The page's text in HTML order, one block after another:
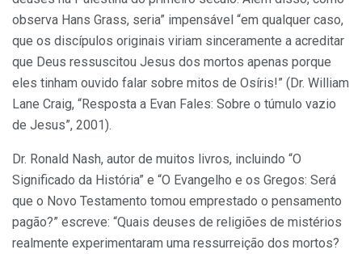
observa Hans Grass, seria” impensável “em qualquer caso,
que os discípulos originais viriam sinceramente a acreditar
que Deus ressuscitou Jesus dos mortos apenas porque
eles tinham ouvido falar sobre mitos de Osíris!” (Dr. William
Lane Craig, “Resposta a Evan Fales: Sobre o túmulo vazio
de Jesus”, 2001).
Dr. Ronald Nash, autor de muitos livros, incluindo “O
Significado da História” e “O Evangelho e os Gregos: Será
que o Novo Testamento tomou emprestado o pensamento
pagão?” escreve: “Quais deuses de religiões de mistérios
realmente experimentaram uma ressurreição dos mortos?